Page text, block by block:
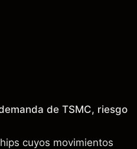
de TSMC, riesgo
cuyos movimientos